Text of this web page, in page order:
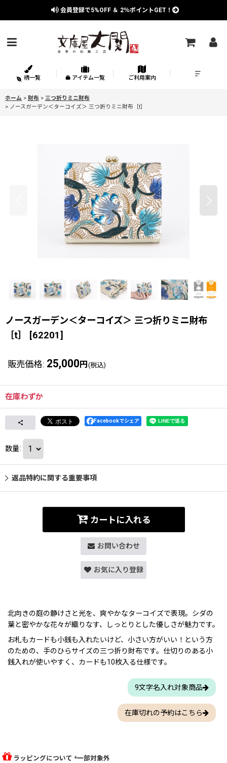
会員登録で5%OFF ＆ 2％ポイントGET！
柄一覧 アイテム一覧 ご利用案内
ホーム > 財布 > 三つ折りミニ財布
> ノースガーデン＜ターコイズ＞ 三つ折りミニ財布［t］
ノースガーデン＜ターコイズ＞ 三つ折りミニ財布
［t］
[62201]
販売価格: 25,000 円 (税込)
在庫わずか
Facebookでシェア
数量:
返品特約に関する重要事項
カートに入れる
お問い合わせ
お気に入り登録
北向きの庭の静けさと光を、爽やかなターコイズで表現。シダの
葉と密やかな花々が織りなす、しっとりとした優しさが魅力です。
お札もカードも小銭も入れたいけど、小さい方がいい！という方
のための、手のひらサイズの三つ折り財布です。仕切りのある小
銭入れが使いやすく、カードも10枚入る仕様です。
9文字名入れ対象商品
在庫切れの予約はこちら
ラッピングについて *一部対象外